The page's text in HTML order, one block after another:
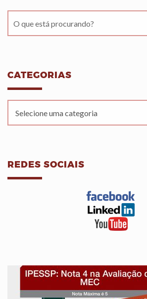
CATEGORIAS
REDES SOCIAIS